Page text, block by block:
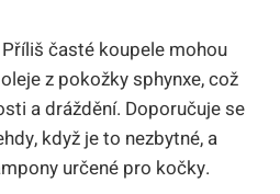
Příliš časté koupele mohou
z pokožky sphynxe, což
a dráždění. Doporučuje se
když je to nezbytné, a
určené pro kočky.